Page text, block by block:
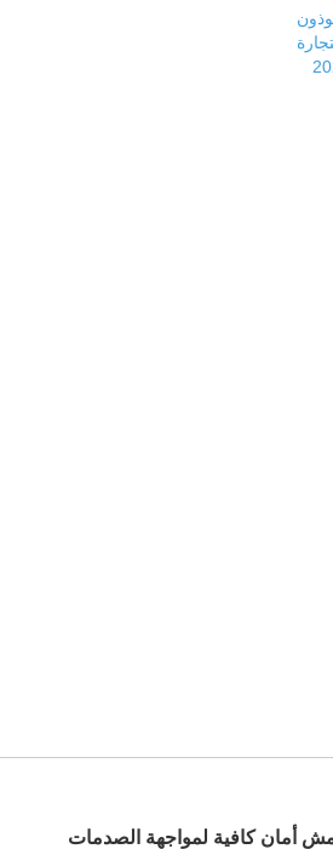
أمان كافية لمواجهة الصدمات